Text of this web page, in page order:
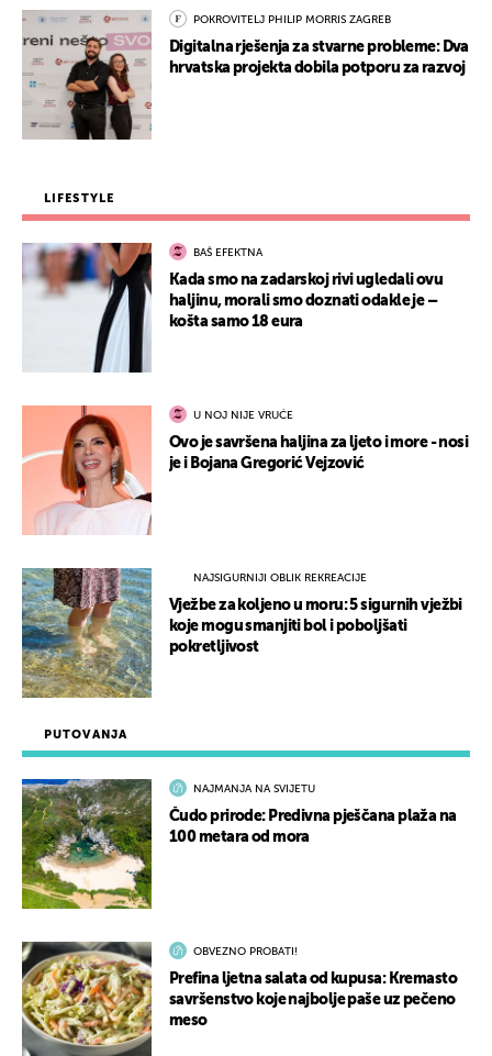
PUTOVANJA
NAJMANJA NA SVIJETU
Čudo prirode: Predivna pješčana plaža na
100 metara od mora
OBVEZNO PROBATI!
Prefina ljetna salata od kupusa: Kremasto
savršenstvo koje najbolje paše uz pečeno
meso
POKROVITELJ PHILIP MORRIS ZAGREB
Digitalna rješenja za stvarne probleme: Dva
hrvatska projekta dobila potporu za razvoj
LIFESTYLE
BAŠ EFEKTNA
Kada smo na zadarskoj rivi ugledali ovu
haljinu, morali smo doznati odakle je –
košta samo 18 eura
U NOJ NIJE VRUĆE
Ovo je savršena haljina za ljeto i more - nosi
je i Bojana Gregorić Vejzović
NAJSIGURNIJI OBLIK REKREACIJE
Vježbe za koljeno u moru: 5 sigurnih vježbi
koje mogu smanjiti bol i poboljšati
pokretljivost